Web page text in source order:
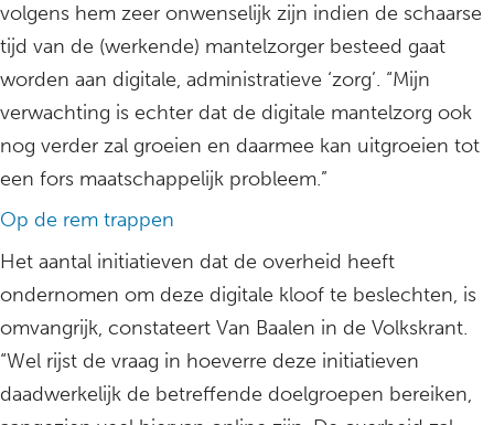
volgens hem zeer onwenselijk zijn indien de schaarse
tijd van de (werkende) mantelzorger besteed gaat
worden aan digitale, administratieve ‘zorg’. “Mijn
verwachting is echter dat de digitale mantelzorg ook
nog verder zal groeien en daarmee kan uitgroeien tot
een fors maatschappelijk probleem.”
Op de rem trappen
Het aantal initiatieven dat de overheid heeft
ondernomen om deze digitale kloof te beslechten, is
omvangrijk, constateert Van Baalen in de Volkskrant.
“Wel rijst de vraag in hoeverre deze initiatieven
daadwerkelijk de betreffende doelgroepen bereiken,